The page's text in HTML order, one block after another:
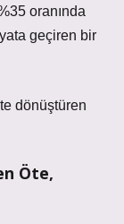
oranında
geçiren bir
dönüştüren
Öte,